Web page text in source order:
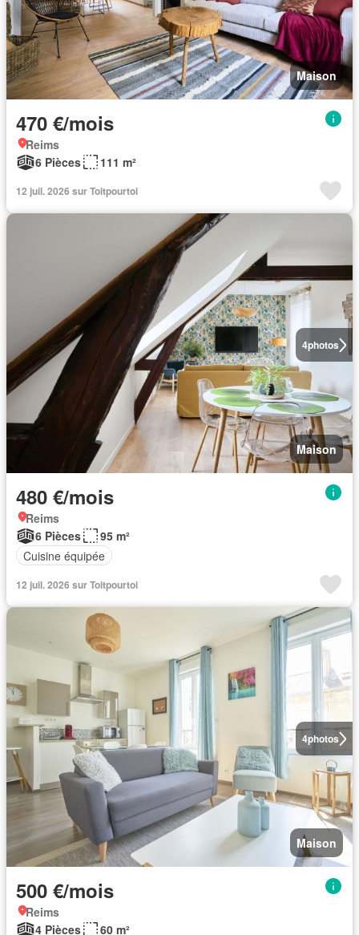
Maison
470 €/mois
Reims
6 Pièces
111 m²
12 juil. 2026 sur Toitpourtoi
4photos
Maison
480 €/mois
Reims
6 Pièces
95 m²
Cuisine équipée
12 juil. 2026 sur Toitpourtoi
4photos
Maison
500 €/mois
Reims
4 Pièces
60 m²